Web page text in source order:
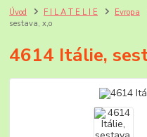
Úvod F I L A T E L I E Evropa
sestava, x,o
4614 Itálie,